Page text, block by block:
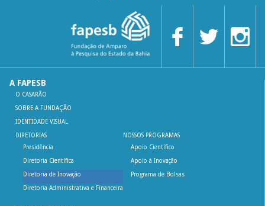
A FAPESB
O CASARÃO
SOBRE A FUNDAÇÃO
IDENTIDADE VISUAL
DIRETORIAS
Presidência
Diretoria Científica
Diretoria de Inovação
Diretoria Administrativa e Financeira
NOSSOS PROGRAMAS
Apoio Científico
Apoio à Inovação
Programa de Bolsas